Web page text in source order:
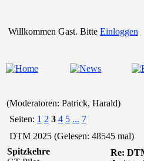
Willkommen Gast. Bitte Einloggen
(Moderatoren: Patrick, Harald)
Seiten: 1 2 3 4 5 ... 7
DTM 2025 (Gelesen: 48545 mal)
Spitzkehre
Re: